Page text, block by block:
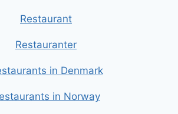
Restaurant
Restauranter
in Denmark
in Norway